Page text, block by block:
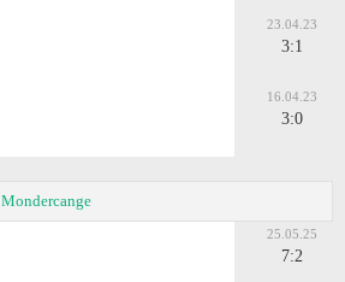
23.04.23
3:1
16.04.23
3:0
Mondercange
25.05.25
7:2